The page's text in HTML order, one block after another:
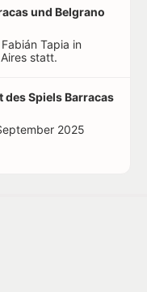
und Belgrano
Tapia in
statt.
des Spiels Barracas
2025